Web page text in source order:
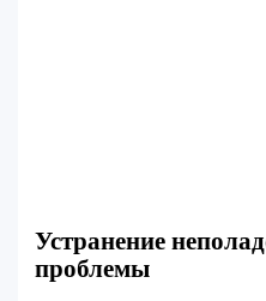
Устранение
проблемы